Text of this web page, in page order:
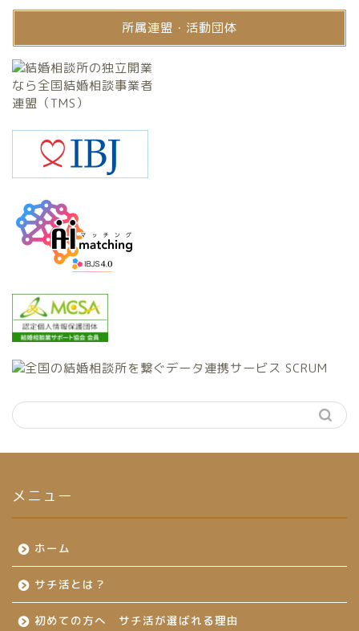
所属連盟・活動団体
メニュー
ホーム
サチ活とは？
初めての方へ サチ活が選ばれる理由